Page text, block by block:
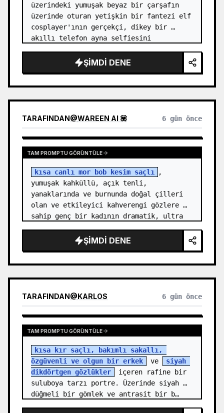
üzerindeki yumuşak beyaz bir çarşafın
üzerinde oturan yetişkin bir fantezi elf
cosplayer'ının gerçekçi, dikey bir
akıllı telefon ayna selfiesini
name="character name" default="bir elf
prensesi cosp…
ŞIMDI DENE
TARAFINDAN@WAREEN AI 💟 6 gün önce
TAM PROMPTU GÖRÜNTÜLE
kısa canlı mor bob kesim saçlı
,
yumuşak kahküllü, açık tenli,
yanaklarında ve burnunda doğal çilleri
olan ve etkileyici kahverengi gözlere
sahip genç bir kadının dramatik, ultra
ŞIMDI DENE
TARAFINDAN@KARLOS 6 gün önce
TAM PROMPTU GÖRÜNTÜLE
kısa kır saçlı, bakımlı sakallı,
özgüvenli ve olgun bir erkek
ve
siyah
dikdörtgen gözlükler
içeren rafine bir
suluboya tarzı portre. Üzerinde siyah
düğmeli bir gömlek ve antrasit bir b…